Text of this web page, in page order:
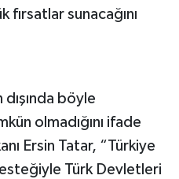
sunacağını
dışında böyle
olmadığını ifade
Ersin Tatar, “Türkiye
Türk Devletleri